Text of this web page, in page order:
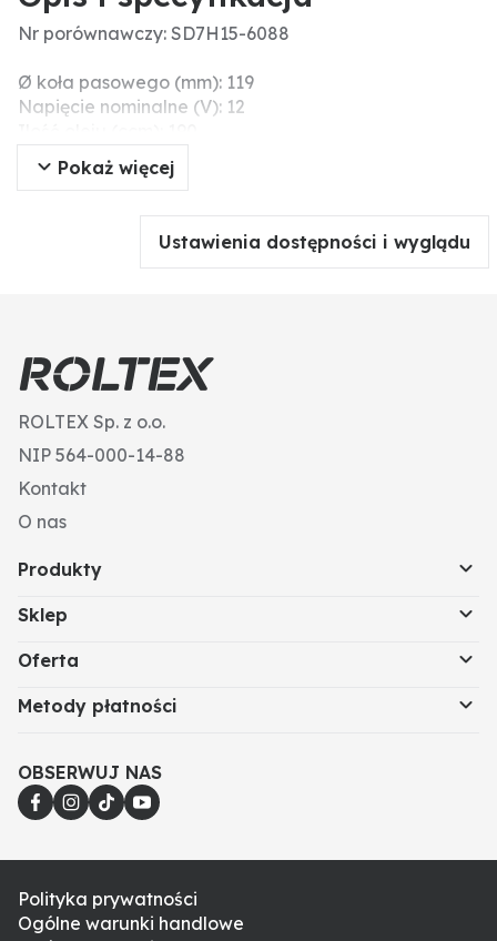
Nr porównawczy: SD7H15-6088
Ø koła pasowego (mm): 119
Napięcie nominalne (V): 12
Pasujący olej: SP 10
Liczba rowków: 6
Czynnik chłodniczy: R 134 a
Pokaż więcej
Ustawienia dostępności i wyglądu
ROLTEX Sp. z o.o.
NIP 564-000-14-88
Kontakt
O nas
Produkty
Sklep
Oferta
Metody płatności
OBSERWUJ NAS
Polityka prywatności
Ogólne warunki handlowe